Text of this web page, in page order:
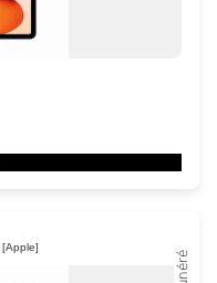
[Apple]